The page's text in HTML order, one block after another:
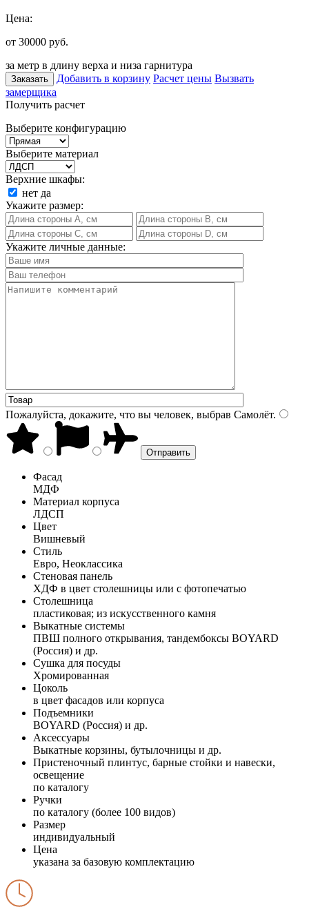
Цена:
от 30000 руб.
за метр в длину верха и низа гарнитура
Заказать Добавить в корзину Расчет цены Вызвать
замерщика
Получить расчет
Выберите конфигурацию
Выберите материал
Верхние шкафы:
нет да
Укажите размер:
Укажите личные данные:
Пожалуйста, докажите, что вы человек, выбрав Самолёт.
Фасад
МДФ
Материал корпуса
ЛДСП
Цвет
Вишневый
Стиль
Евро, Неоклассика
Стеновая панель
ХДФ в цвет столешницы или с фотопечатью
Столешница
пластиковая; из искусственного камня
Выкатные системы
ПВШ полного открывания, тандембоксы BOYARD
(Россия) и др.
Сушка для посуды
Хромированная
Цоколь
в цвет фасадов или корпуса
Подъемники
BOYARD (Россия) и др.
Аксессуары
Выкатные корзины, бутылочницы и др.
Пристеночный плинтус, барные стойки и навески,
освещение
по каталогу
Ручки
по каталогу (более 100 видов)
Размер
индивидуальный
Цена
указана за базовую комплектацию